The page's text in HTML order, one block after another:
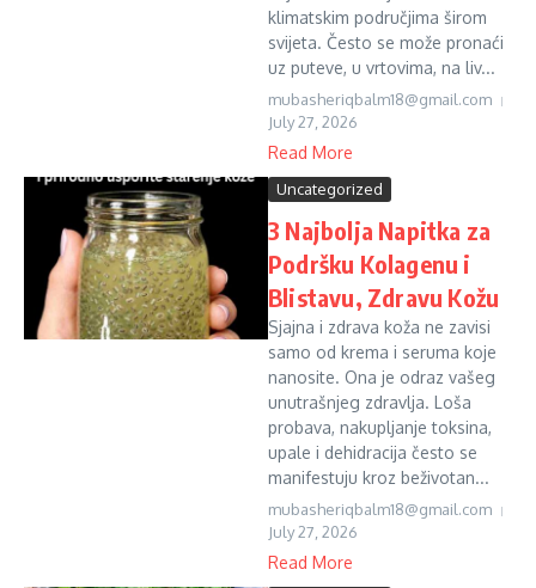
klimatskim područjima širom
svijeta. Često se može pronaći
uz puteve, u vrtovima, na liv...
mubasheriqbalm18@gmail.com
July 27, 2026
Read More
Uncategorized
3 Najbolja Napitka za
Podršku Kolagenu i
Blistavu, Zdravu Kožu
Sjajna i zdrava koža ne zavisi
samo od krema i seruma koje
nanosite. Ona je odraz vašeg
unutrašnjeg zdravlja. Loša
probava, nakupljanje toksina,
upale i dehidracija često se
manifestuju kroz beživotan...
mubasheriqbalm18@gmail.com
July 27, 2026
Read More